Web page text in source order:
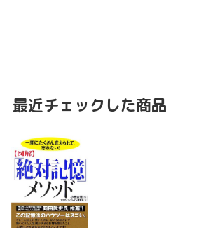
最近チェックした商品